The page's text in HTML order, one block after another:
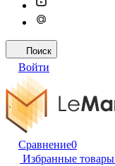
Поиск
Войти
Сравнение0
Избранные товары